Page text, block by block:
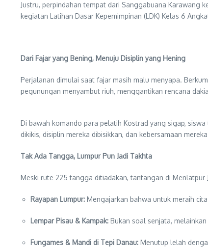
Justru, perpindahan tempat dari Sanggabuana Karawang
kegiatan Latihan Dasar Kepemimpinan (LDK) Kelas 6
Dari Fajar yang Bening, Menuju Disiplin yang Hening
Perjalanan dimulai saat fajar masih malu menyapa.
pegunungan menyambut riuh, menggantikan rencana
Di bawah komando para pelatih Kostrad yang sigap,
dikikis, disiplin mereka dibisikkan, dan kebersamaan
Tak Ada Tangga, Lumpur Pun Jadi Takhta
Meski rute 225 tangga ditiadakan, tantangan di Menlatpur
Rayapan Lumpur: Mengajarkan bahwa untuk meraih
Lempar Pisau & Kampak: Bukan soal senjata,
Fungames & Mandi di Tepi Danau: Menutup lelah